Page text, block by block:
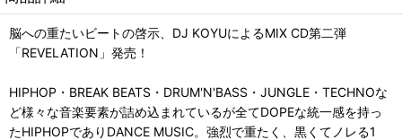
脳への重たいビートの啓示、DJ KOYUによるMIX CD第二弾
「REVELATION」発売！
HIPHOP・BREAK BEATS・DRUM'N'BASS・JUNGLE・TECHNOな
ど様々な音楽要素が詰め込まれているが全てDOPEな統一感を持っ
たHIPHOPでありDANCE MUSIC。強烈で重たく、黒くてノレる1